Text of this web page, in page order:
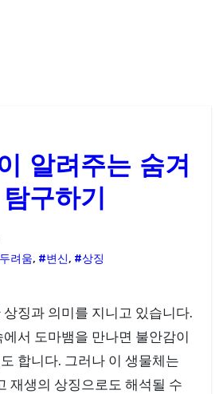
알려주는 숨겨
구하기
려움, #변신, #상징
서 도마뱀을 만나면 불안감이
합니다. 그러나 이 생물체는
재생의 상징으로도 해석될 수